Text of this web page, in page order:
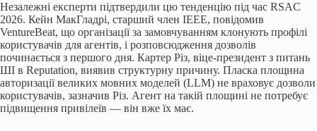
Незалежні експерти підтвердили цю тенденцію під час RSAC
2026. Кейн МакГладрі, старший член IEEE, повідомив
VentureBeat, що організації за замовчуванням клонують профілі
користувачів для агентів, і розповсюдження дозволів
починається з першого дня. Картер Різ, віце-президент з питань
ШІ в Reputation, виявив структурну причину. Пласка площина
авторизації великих мовних моделей (LLM) не враховує дозволи
користувачів, зазначив Різ. Агент на такій площині не потребує
підвищення привілеїв — він вже їх має.